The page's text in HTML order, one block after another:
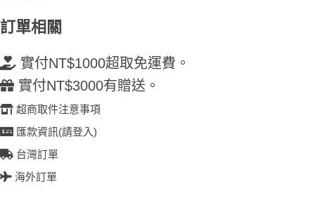
訂單相關
實付NT$1000超取免運費。
實付NT$3000有贈送。
超商取件注意事項
匯款資訊(請登入)
台灣訂單
海外訂單